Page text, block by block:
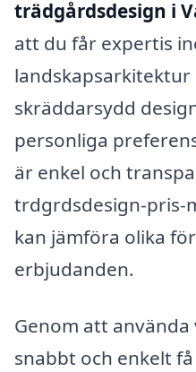
trädgårdsdesign i
att du får expertis
landskapsarkitektur
skräddarsydd
personliga
är enkel och
trdgrdsdesign-pris-
kan jämföra olika
erbjudanden.
Genom att
snabbt och enkelt